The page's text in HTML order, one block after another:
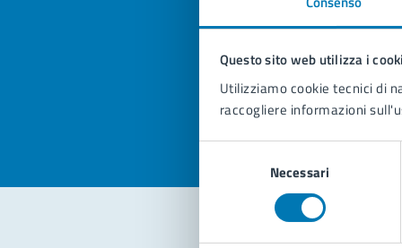
Questo sito web utilizza i
Utilizziamo cookie tecnici di
raccogliere informazioni
consenso
Necessari